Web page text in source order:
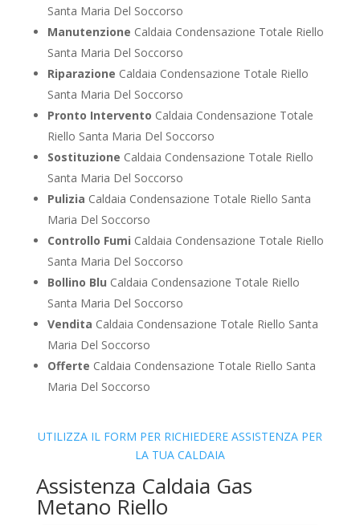
Santa Maria Del Soccorso
Manutenzione Caldaia Condensazione Totale Riello
Santa Maria Del Soccorso
Riparazione Caldaia Condensazione Totale Riello
Santa Maria Del Soccorso
Pronto Intervento Caldaia Condensazione Totale
Riello Santa Maria Del Soccorso
Sostituzione Caldaia Condensazione Totale Riello
Santa Maria Del Soccorso
Pulizia Caldaia Condensazione Totale Riello Santa
Maria Del Soccorso
Controllo Fumi Caldaia Condensazione Totale Riello
Santa Maria Del Soccorso
Bollino Blu Caldaia Condensazione Totale Riello
Santa Maria Del Soccorso
Vendita Caldaia Condensazione Totale Riello Santa
Maria Del Soccorso
Offerte Caldaia Condensazione Totale Riello Santa
Maria Del Soccorso
UTILIZZA IL FORM PER RICHIEDERE ASSISTENZA PER
LA TUA CALDAIA
Assistenza Caldaia Gas
Metano Riello